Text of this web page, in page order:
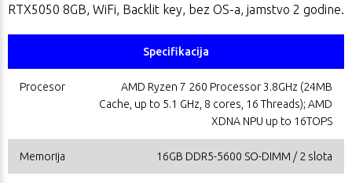
RTX5050 8GB, WiFi, Backlit key, bez OS-a, jamstvo 2 godine.
Specifikacija
Procesor
AMD Ryzen 7 260 Processor 3.8GHz (24MB
Cache, up to 5.1 GHz, 8 cores, 16 Threads); AMD
XDNA NPU up to 16TOPS
Memorija 16GB DDR5-5600 SO-DIMM / 2 slota